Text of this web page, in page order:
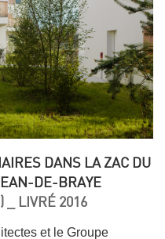
DANS LA ZAC DU
DE-BRAYE
_ LIVRÉ 2016
et le Groupe